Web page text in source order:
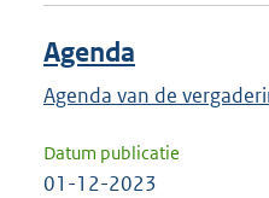
Agenda
Agenda van de
Datum publicatie
01-12-2023